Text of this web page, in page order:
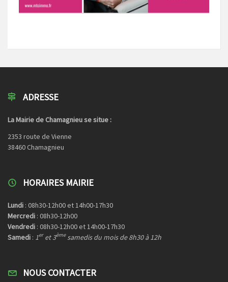
ADRESSE
La Mairie de Chamagnieu se situe :
2353 route de Vienne
38460 Chamagnieu
HORAIRES MAIRIE
Lundi : 08h30-12h00 et 14h00-17h30
Mercredi : 08h30-12h00
Vendredi : 08h30-12h00 et 14h00-17h30
Samedi : 1eret 3èmesamedis du mois de 8h30 à 12h
NOUS CONTACTER